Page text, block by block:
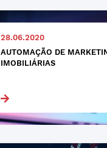
28.06.2020
AUTOMAÇÃO DE
IMOBILIÁRIAS